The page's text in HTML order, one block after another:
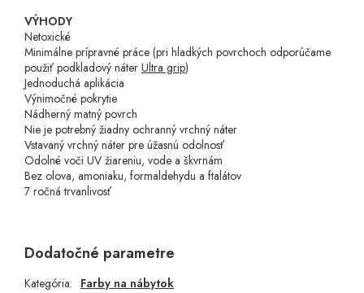
VÝHODY
Netoxické
Minimálne prípravné práce (pri hladkých povrchoch odporúčame
použiť podkladový náter Ultra grip)
Jednoduchá aplikácia
Výnimočné pokrytie
Nádherný matný povrch
Nie je potrebný žiadny ochranný vrchný náter
Vstavaný vrchný náter pre úžasnú odolnosť
Odolné voči UV žiareniu, vode a škvrnám
Bez olova, amoniaku, formaldehydu a ftalátov
7 ročná trvanlivosť
Dodatočné parametre
Kategória: Farby na nábytok